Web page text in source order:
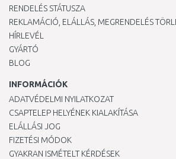
RENDELÉS STÁTUSZA
REKLAMÁCIÓ, ELÁLLÁS, MEGRENDELÉS
HÍRLEVÉL
GYÁRTÓ
BLOG
INFORMÁCIÓK
ADATVÉDELMI NYILATKOZAT
CSAPTELEP HELYÉNEK KIALAKÍTÁSA
ELÁLLÁSI JOG
FIZETÉSI MÓDOK
GYAKRAN ISMÉTELT KÉRDÉSEK